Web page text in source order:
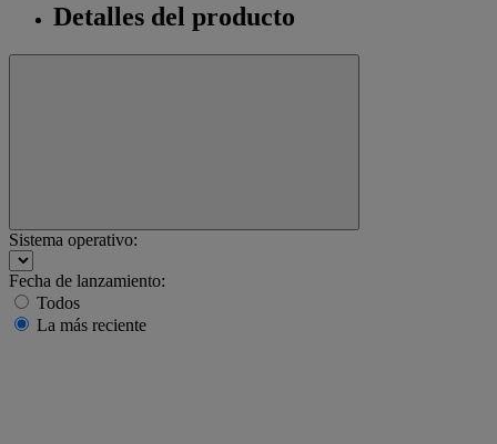
Detalles del producto
Sistema operativo:
Fecha de lanzamiento:
Todos
La más reciente